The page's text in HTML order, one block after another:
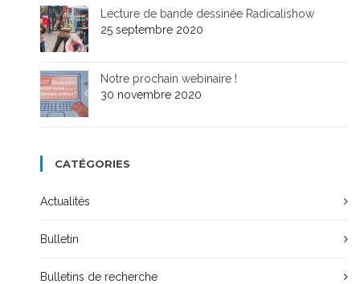
Lecture de bande dessinée Radicalishow
25 septembre 2020
Notre prochain webinaire !
30 novembre 2020
CATÉGORIES
Actualités
Bulletin
Bulletins de recherche